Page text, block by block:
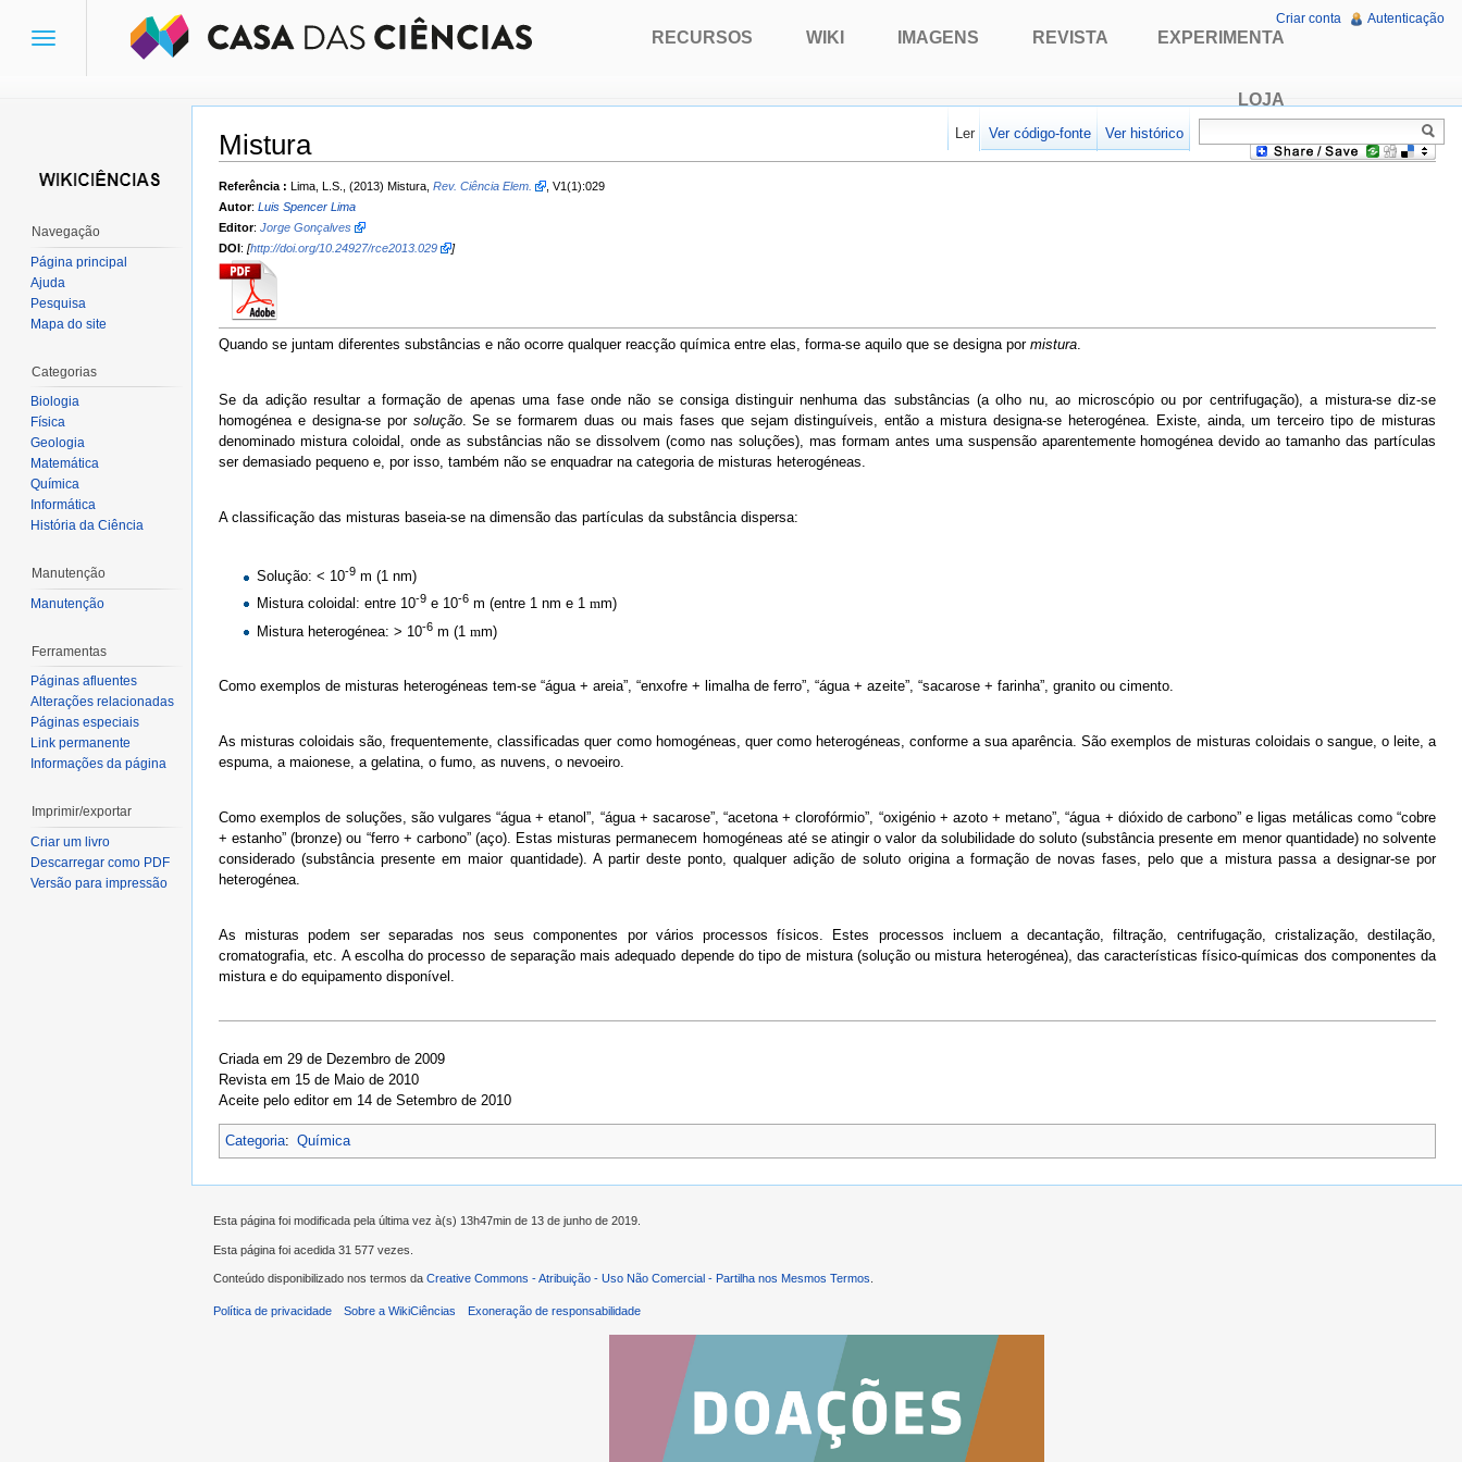
Mistura
Ir para:navegação,pesquisa
Referência : Lima, L.S., (2013) Mistura, Rev. Ciência Elem.
, V1(1):029
Autor: Luis Spencer Lima
Editor: Jorge Gonçalves
DOI: [http://doi.org/10.24927/rce2013.029 ]
Quando se juntam diferentes substâncias e não ocorre qualquer reacção química entre elas, forma-se aquilo que se designa por mistura.
Se da adição resultar a formação de apenas uma fase onde não se consiga distinguir nenhuma das substâncias (a olho nu, ao microscópio ou por centrifugação), a mistura-se diz-se
homogénea e designa-se por solução. Se se formarem duas ou mais fases que sejam distinguíveis, então a mistura designa-se heterogénea. Existe, ainda, um terceiro tipo de misturas
denominado mistura coloidal, onde as substâncias não se dissolvem (como nas soluções), mas formam antes uma suspensão aparentemente homogénea devido ao tamanho das partículas
ser demasiado pequeno e, por isso, também não se enquadrar na categoria de misturas heterogéneas.
A classificação das misturas baseia-se na dimensão das partículas da substância dispersa:
Solução: < 10-9 m (1 nm)
Mistura coloidal: entre 10-9 e 10-6 m (entre 1 nm e 1mm)
Mistura heterogénea: > 10-6 m (1mm)
Como exemplos de misturas heterogéneas tem-se “água + areia”, “enxofre + limalha de ferro”, “água + azeite”, “sacarose + farinha”, granito ou cimento.
As misturas coloidais são, frequentemente, classificadas quer como homogéneas, quer como heterogéneas, conforme a sua aparência. São exemplos de misturas coloidais o sangue, o leite, a
espuma, a maionese, a gelatina, o fumo, as nuvens, o nevoeiro.
Como exemplos de soluções, são vulgares “água + etanol”, “água + sacarose”, “acetona + clorofórmio”, “oxigénio + azoto + metano”, “água + dióxido de carbono” e ligas metálicas como “cobre
+ estanho” (bronze) ou “ferro + carbono” (aço). Estas misturas permanecem homogéneas até se atingir o valor da solubilidade do soluto (substância presente em menor quantidade) no solvente
considerado (substância presente em maior quantidade). A partir deste ponto, qualquer adição de soluto origina a formação de novas fases, pelo que a mistura passa a designar-se por
heterogénea.
As misturas podem ser separadas nos seus componentes por vários processos físicos. Estes processos incluem a decantação, filtração, centrifugação, cristalização, destilação,
cromatografia, etc. A escolha do processo de separação mais adequado depende do tipo de mistura (solução ou mistura heterogénea), das características físico-químicas dos componentes da
mistura e do equipamento disponível.
Criada em 29 de Dezembro de 2009
Revista em 15 de Maio de 2010
Aceite pelo editor em 14 de Setembro de 2010
Categoria: Química
Toggle
RECURSOS WIKI IMAGENS REVISTA EXPERIMENTA
LOJA
Criar conta Autenticação
Ler Ver código-fonte Ver histórico
Navegação
Página principal
Ajuda
Pesquisa
Mapa do site
Categorias
Biologia
Física
Geologia
Matemática
Química
Informática
História da Ciência
Manutenção
Manutenção
Ferramentas
Páginas afluentes
Alterações relacionadas
Páginas especiais
Link permanente
Informações da página
Imprimir/exportar
Criar um livro
Descarregar como PDF
Versão para impressão
Esta página foi modificada pela última vez à(s) 13h47min de 13 de junho de 2019.
Esta página foi acedida 31 577 vezes.
Conteúdo disponibilizado nos termos da Creative Commons - Atribuição - Uso Não Comercial - Partilha nos Mesmos Termos
Política de privacidade Sobre a WikiCiências Exoneração de responsabilidade